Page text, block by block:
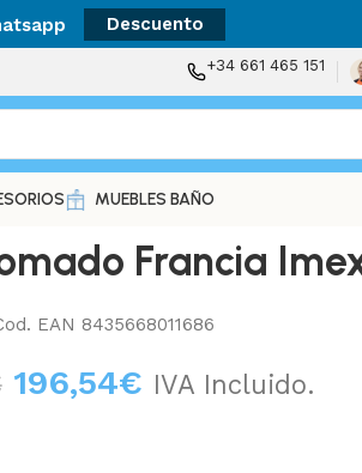
Descuento
+34 661 465 151
MUEBLES BAÑO
Francia
EAN 8435668011686
196,54€ IVA Incluido.